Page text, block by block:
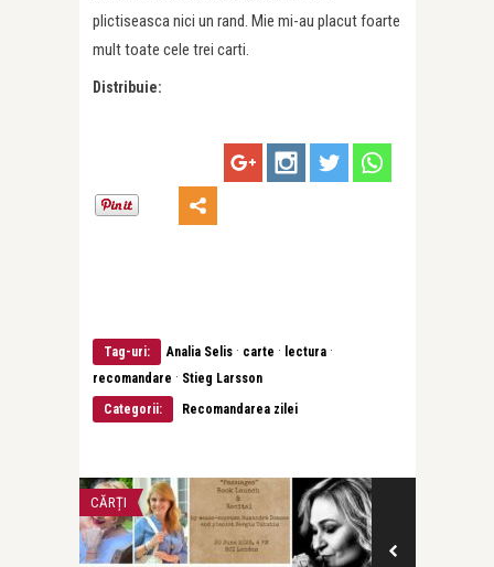
plictiseasca nici un rand. Mie mi-au placut foarte
mult toate cele trei carti.
Distribuie:
Tag-uri: Analia Selis · carte · lectura ·
recomandare · Stieg Larsson
Categorii:
Recomandarea zilei
CĂRȚI